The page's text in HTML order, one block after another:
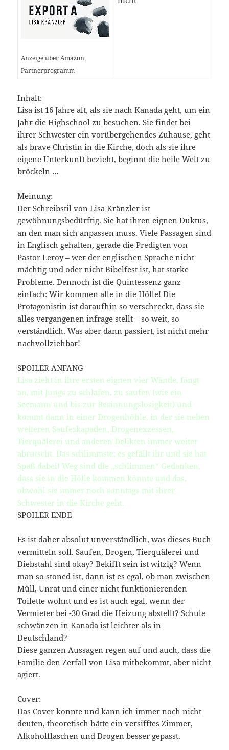
Anzeige über Amazon
Partnerprogramm
Inhalt:
Lisa ist 16 Jahre alt, als sie nach Kanada geht, um ein
Jahr die Highschool zu besuchen. Sie findet bei
ihrer Schwester ein vorübergehendes Zuhause, geht
als brave Christin in die Kirche, doch als sie ihre
eigene Unterkunft bezieht, beginnt die heile Welt zu
bröckeln …
Meinung:
Der Schreibstil von Lisa Kränzler ist
gewöhnungsbedürftig. Sie hat ihren eignen Duktus,
an den man sich anpassen muss. Viele Passagen sind
in Englisch gehalten, gerade die Predigten von
Pastor Leroy – wer der englischen Sprache nicht
mächtig und oder nicht Bibelfest ist, hat starke
Probleme. Dennoch ist die Quintessenz ganz
einfach: Wir kommen alle in die Hölle! Die
Protagonistin ist daraufhin so verschreckt, dass sie
alles vergangenen infrage stellt – so weit, so
verständlich. Was aber dann passiert, ist nicht mehr
nachvollziehbar!
SPOILER ANFANG
Lisa zieht in ihre ersten eignen vier Wände, fängt
an, mit Jungs zu schlafen, zu saufen (wie ein
Seemann und bis zur Besinnungslosigkeit) und
kommt dann in einer Drogenhöhle, in der sie neben
weiteren Saufeskapaden, Drogenexzessen,
Tierquälerei und anderen Delikten immer weiter
abrutscht. Das schlimmste: es gefällt ihr und sie hat
Spaß dabei! Weg sind die „schlimmen“ Gedanken,
dass sie in die Hölle kommen könnte und das,
obwohl sie immer noch sonntags mit ihrer
Schwester in die Kirche geht.
SPOILER ENDE
Es ist daher absolut unverständlich, was dieses Buch
vermitteln soll. Saufen, Drogen, Tierquälerei und
Diebstahl sind okay? Bekifft sein ist witzig? Wenn
man so stoned ist, dann ist es egal, ob man zwischen
Müll, Unrat und einer nicht funktionierenden
Toilette wohnt und es ist auch egal, wenn der
Vermieter bei -30 Grad die Heizung abstellt? Schule
schwänzen in Kanada ist leichter als in
Deutschland?
Diese ganzen Aussagen regen auf und auch, dass die
Familie den Zerfall von Lisa mitbekommt, aber nicht
agiert.
Cover:
Das Cover konnte und kann ich immer noch nicht
deuten, theoretisch hätte ein versifftes Zimmer,
Alkoholflaschen und Drogen besser gepasst.